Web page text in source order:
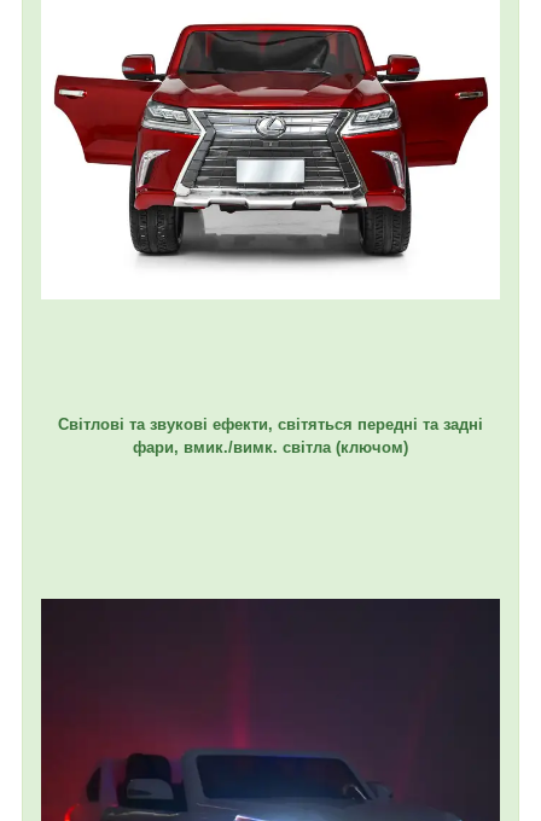
Світлові та звукові ефекти, світяться передні та задні
фари, вмик./вимк. світла (ключом)